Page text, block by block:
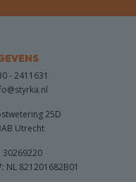
- 2411631
25D
Utrecht
30269220
NL 821201682B01